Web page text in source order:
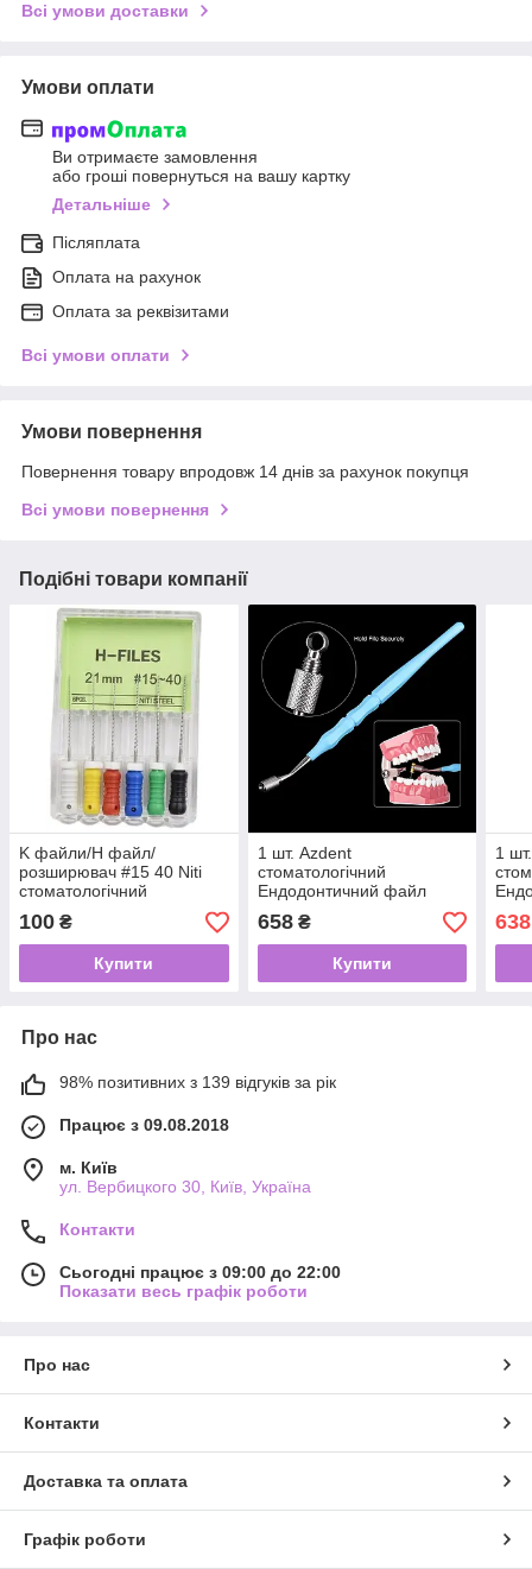
Всі умови доставки
Умови оплати
Ви отримаєте замовлення
або гроші повернуться на вашу картку
Детальніше
Післяплата
Оплата на рахунок
Оплата за реквізитами
Всі умови оплати
Умови повернення
Повернення товару впродовж 14 днів за рахунок покупця
Всі умови повернення
Подібні товари компанії
K файли/H файл/
розширювач #15 40 Niti
стоматологічний
Ендодонтичний ручної
файл для кореневого
каналу
100 ₴
Купити
1 шт. Azdent
стоматологічний
Ендодонтичний файл
тримач
658₴
Купити
1
638
Про нас
98% позитивних з 139 відгуків за рік
Працює з 09.08.2018
м. Київ
ул. Вербицкого 30, Київ, Україна
Контакти
Сьогодні працює з 09:00 до 22:00
Показати весь графік роботи
Про нас
Контакти
Доставка та оплата
Графік роботи